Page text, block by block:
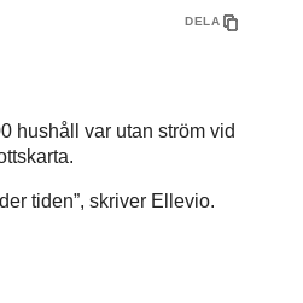
DELA
hushåll var utan ström vid
tiden”, skriver Ellevio.